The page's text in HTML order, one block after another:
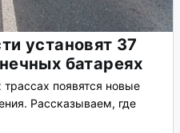
установят 37
батареях
появятся новые
Рассказываем, где